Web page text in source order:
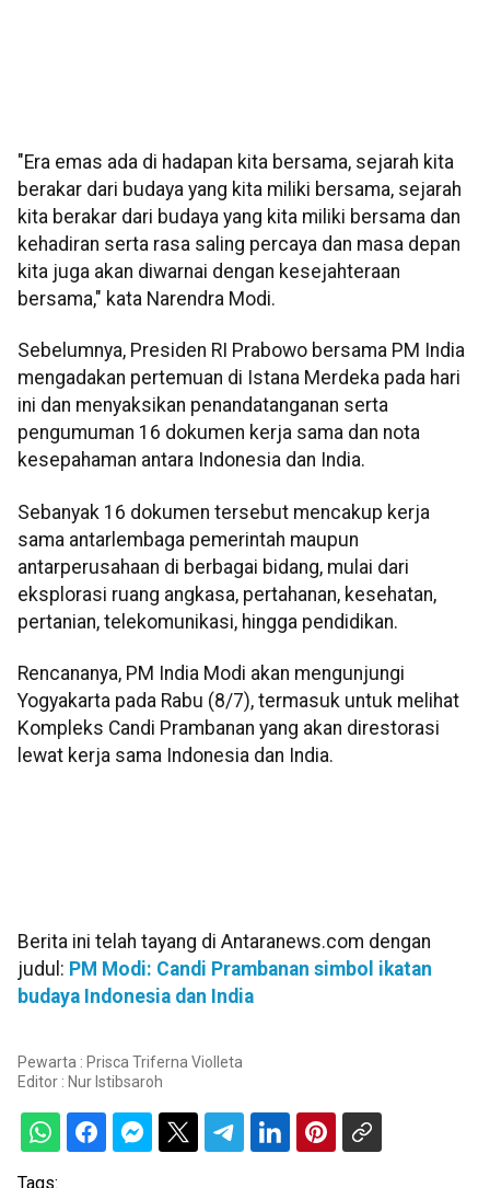
"Era emas ada di hadapan kita bersama, sejarah kita
berakar dari budaya yang kita miliki bersama, sejarah
kita berakar dari budaya yang kita miliki bersama dan
kehadiran serta rasa saling percaya dan masa depan
kita juga akan diwarnai dengan kesejahteraan
bersama," kata Narendra Modi.
Sebelumnya, Presiden RI Prabowo bersama PM India
mengadakan pertemuan di Istana Merdeka pada hari
ini dan menyaksikan penandatanganan serta
pengumuman 16 dokumen kerja sama dan nota
kesepahaman antara Indonesia dan India.
Sebanyak 16 dokumen tersebut mencakup kerja
sama antarlembaga pemerintah maupun
antarperusahaan di berbagai bidang, mulai dari
eksplorasi ruang angkasa, pertahanan, kesehatan,
pertanian, telekomunikasi, hingga pendidikan.
Rencananya, PM India Modi akan mengunjungi
Yogyakarta pada Rabu (8/7), termasuk untuk melihat
Kompleks Candi Prambanan yang akan direstorasi
lewat kerja sama Indonesia dan India.
Berita ini telah tayang di Antaranews.com dengan
judul: PM Modi: Candi Prambanan simbol ikatan
budaya Indonesia dan India
Pewarta : Prisca Triferna Violleta
Editor : Nur Istibsaroh
Tags: